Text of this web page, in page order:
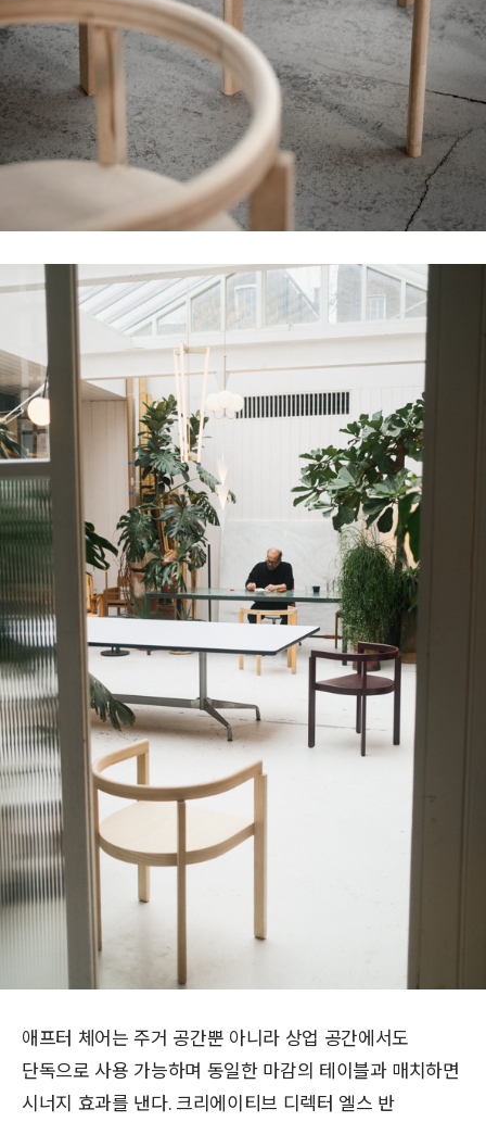
애프터 체어는 주거 공간뿐 아니라 상업 공간에서도
단독으로 사용 가능하며 동일한 마감의 테이블과 매치하면
시너지 효과를 낸다. 크리에이티브 디렉터 엘스 반